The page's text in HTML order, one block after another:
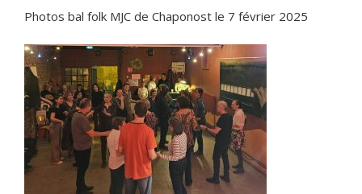
Photos bal folk MJC de Chaponost le 7 février 2025